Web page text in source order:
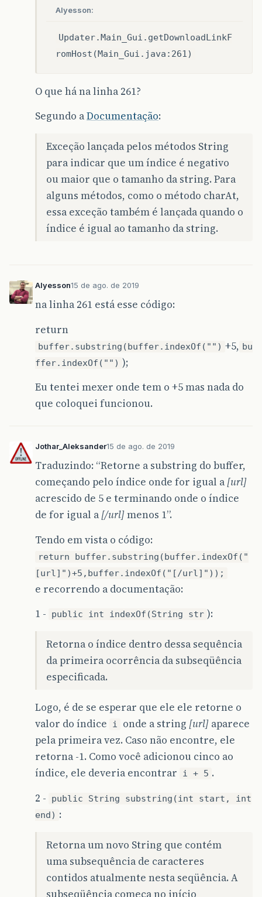
Alyesson:
Updater.Main_Gui.getDownloadLinkF
romHost(Main_Gui.java:261)
O que há na linha 261?
Segundo aDocumentação:
Exceção lançada pelos métodos String
para indicar que um índice é negativo
ou maior que o tamanho da string. Para
alguns métodos, como o método charAt,
essa exceção também é lançada quando o
índice é igual ao tamanho da string.
Alyesson15 de ago. de 2019
na linha 261 está esse código:
return
buffer.substring(buffer.indexOf("") +5, bu
ffer.indexOf("") );
Eu tentei mexer onde tem o +5 mas nada do
que coloquei funcionou.
Jothar_Aleksander15 de ago. de 2019
Traduzindo: “Retorne a substring do buffer,
começando pelo índice onde for igual a [url]
acrescido de 5 e terminando onde o índice
de for igual a [/url]menos 1”.
Tendo em vista o código:
return buffer.substring(buffer.indexOf("
[url]")+5,buffer.indexOf("[/url]"));
e recorrendo a documentação:
1 -
public int indexOf(String str ):
Retorna o índice dentro dessa sequência
da primeira ocorrência da subseqüência
especificada.
Logo, é de se esperar que ele ele retorne o
valor do índice
i onde a string [url] aparece
pela primeira vez. Caso não encontre, ele
retorna -1. Como você adicionou cinco ao
índice, ele deveria encontrar
i + 5 .
2 -
public String substring(int start, int
end) :
Retorna um novo String que contém
uma subsequência de caracteres
contidos atualmente nesta seqüência. A
subseqüência começa no início